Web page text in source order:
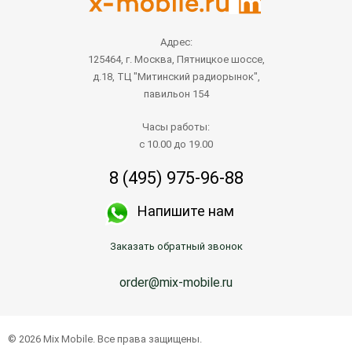
Адрес:
125464, г. Москва, Пятницкое шоссе,
д.18, ТЦ "Митинский радиорынок",
павильон 154
Часы работы:
с 10.00 до 19.00
8 (495) 975-96-88
Напишите нам
Заказать обратный звонок
order@mix-mobile.ru
© 2026 Mix Mobile. Все права защищены.